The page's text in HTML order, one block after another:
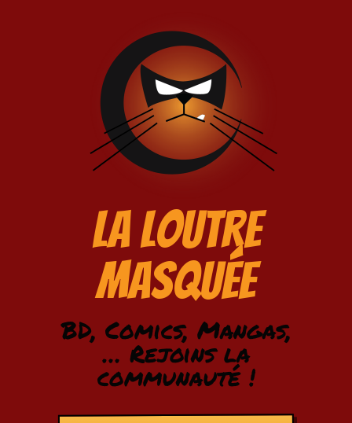
La Loutre
Masquée
BD, Comics, Mangas,
… Rejoins la
communauté !